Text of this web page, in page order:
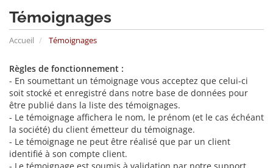
Témoignages
Accueil Témoignages
Règles de fonctionnement :
- En soumettant un témoignage vous acceptez que celui-ci
soit stocké et enregistré dans notre base de données pour
être publié dans la liste des témoignages.
- Le témoignage affichera le nom, le prénom (et le cas échéant
la société) du client émetteur du témoignage.
- Le témoignage ne peut être réalisé que par un client
identifié à son compte client.